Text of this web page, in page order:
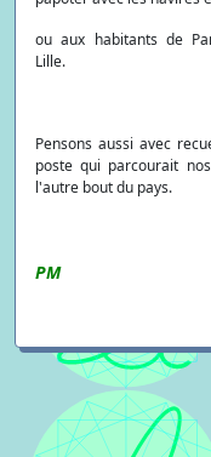
ou aux habitants de
Lille.
Pensons aussi avec
poste qui parcourait
l'autre bout du pays.
PM